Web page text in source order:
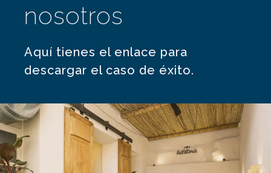
nosotros
Aquí tienes el enlace para
descargar el caso de éxito.